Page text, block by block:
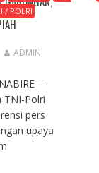
/ POLRI
ADMIN
—
TNI-Polri
pers
upaya